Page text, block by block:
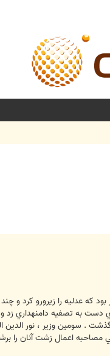
كه عدليه را زيرورو كرد و
طفي بود كه در سال ۱۳۳۱ به وزارت دادگستري
مصاحبه اعمال زشت آنان را